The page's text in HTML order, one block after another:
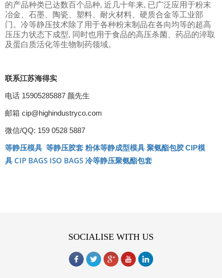
的产品种类已达数百个品种, 近几十年来, 已广泛应用于粉末
冶金、石墨、陶瓷、塑料、耐火材料、硬质合金等工业部
门。冷等静压技术除了用于各种粉末制品在各向均等的超高
压压力状态下成型, 同时也用于食品的高压杀菌、药品的淬取
及蛋白质活化等生物制药领域。
联系江苏海得实
电话 15905285887 颜先生
邮箱 cip@highindustryco.com
微信/QQ: 159 0528 5887
等静压模具 等静压胶套 粉体等静成型模具 聚氨酯包胶CIP模
具 CIP BAGS ISO BAGS 冷等静压聚氨酯包套
SOCIALISE WITH US